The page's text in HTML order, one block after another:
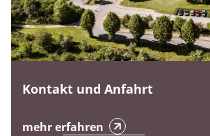
Kontakt und Anfahrt
mehr erfahren